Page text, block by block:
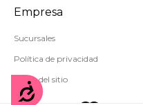
Accesibilidad
Empresa
Sucursales
Política de privacidad
Mapa del sitio